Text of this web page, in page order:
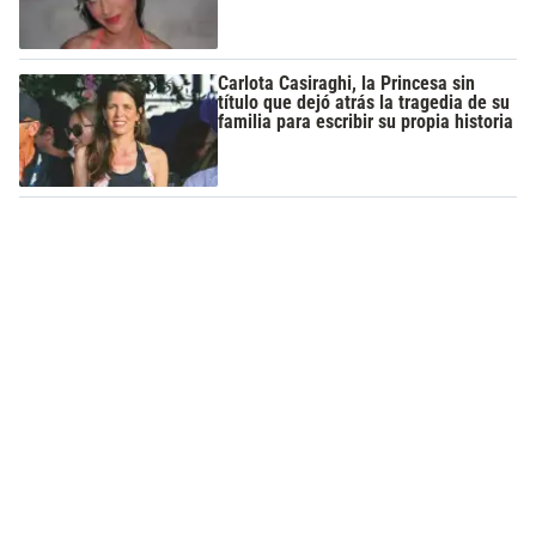
Carlota Casiraghi, la Princesa sin
título que dejó atrás la tragedia de su
familia para escribir su propia historia